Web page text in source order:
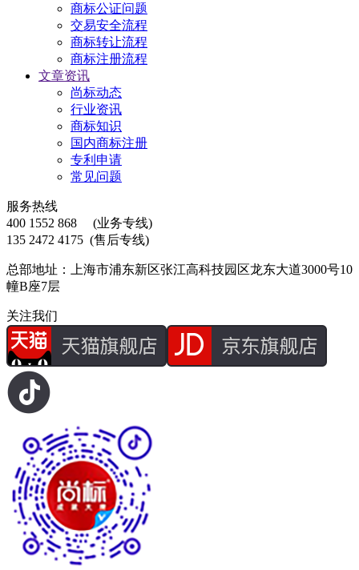
商标公证问题
交易安全流程
商标转让流程
商标注册流程
文章资讯
尚标动态
行业资讯
商标知识
国内商标注册
专利申请
常见问题
服务热线
400 1552 868
(业务专线)
135 2472 4175 (售后专线)
总部地址：上海市浦东新区张江高科技园区龙东大道3000号10
幢B座7层
关注我们